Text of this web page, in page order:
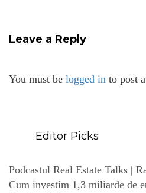
Leave a Reply
You must be logged in to post
Editor Picks
Podcastul Real Estate Talks |
Cum investim 1,3 miliarde de